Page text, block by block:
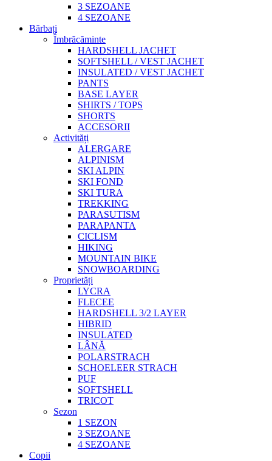
3 SEZOANE
4 SEZOANE
Bărbați
Îmbrăcăminte
HARDSHELL JACHET
SOFTSHELL / VEST JACHET
INSULATED / VEST JACHET
PANTS
BASE LAYER
SHIRTS / TOPS
SHORTS
ACCESORII
Activități
ALERGARE
ALPINISM
SKI ALPIN
SKI FOND
SKI TURA
TREKKING
PARASUTISM
PARAPANTA
CICLISM
HIKING
MOUNTAIN BIKE
SNOWBOARDING
Proprietăți
LYCRA
FLECEE
HARDSHELL 3/2 LAYER
HIBRID
INSULATED
LÂNĂ
POLARSTRACH
SCHOELEER STRACH
PUF
SOFTSHELL
TRICOT
Sezon
1 SEZON
3 SEZOANE
4 SEZOANE
Copii